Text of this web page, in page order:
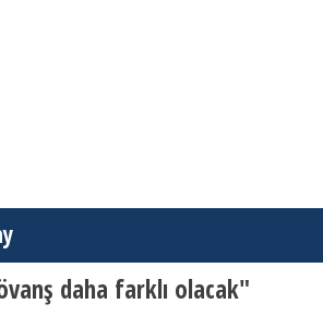
daha farklı olacak"